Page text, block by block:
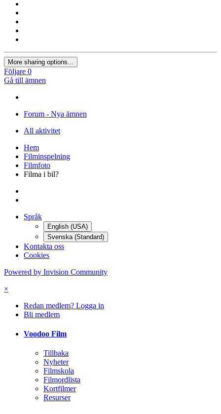
More sharing options...
Följare 0
Gå till ämnen
Forum - Nya ämnen
All aktivitet
Hem
Filminspelning
Filmfoto
Filma i bil?
Språk
English (USA)
Svenska (Standard)
Kontakta oss
Cookies
Powered by Invision Community
×
Redan medlem? Logga in
Bli medlem
Voodoo Film
Tillbaka
Nyheter
Filmskola
Filmordlista
Kortfilmer
Resurser